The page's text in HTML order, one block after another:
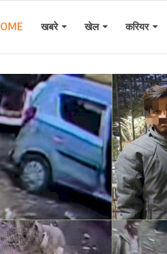
खबरे खेल करियर